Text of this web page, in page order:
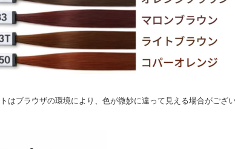
はブラウザの環境により、色が微妙に違って見える場合がござ